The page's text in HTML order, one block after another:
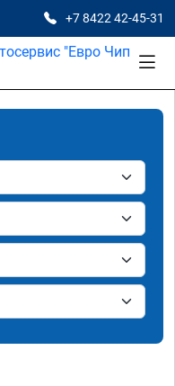
+7 8422 42-45-31